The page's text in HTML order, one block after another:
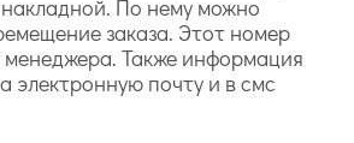
По нему можно
заказа. Этот номер
менеджера. Также информация
электронную почту и в смс